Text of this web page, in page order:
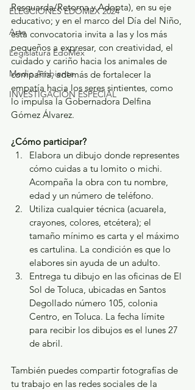
ELECCIONES EDOMEX 2024
Arte
Legislatura EdoMéx
Medio Ambiente
INVESTIGACIÓN ESPECIAL
Resguarda/Retorna y Adopta), en su eje
educativo; y en el marco del Día del Niño,
esta convocatoria invita a las y los más
pequeños a expresar, con creatividad, el
cuidado y cariño hacia los animales de
compañía, además de fortalecer la
empatía hacia los seres sintientes, como
lo impulsa la Gobernadora Delfina
Gómez Álvarez.
¿Cómo participar?
Elabora un dibujo donde representes
cómo cuidas a tu lomito o michi.
Acompaña la obra con tu nombre,
edad y un número de teléfono.
Utiliza cualquier técnica (acuarela,
crayones, colores, etcétera); el
tamaño mínimo es carta y el máximo
es cartulina. La condición es que lo
elabores sin ayuda de un adulto.
Entrega tu dibujo en las oficinas de El
Sol de Toluca, ubicadas en Santos
Degollado número 105, colonia
Centro, en Toluca. La fecha límite
para recibir los dibujos es el lunes 27
de abril.
También puedes compartir fotografías de
tu trabajo en las redes sociales de la